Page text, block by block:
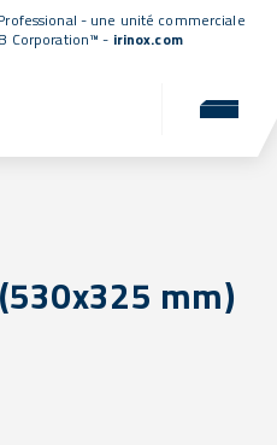
- une unité commerciale
Corporation™ - irinox.com
mm)